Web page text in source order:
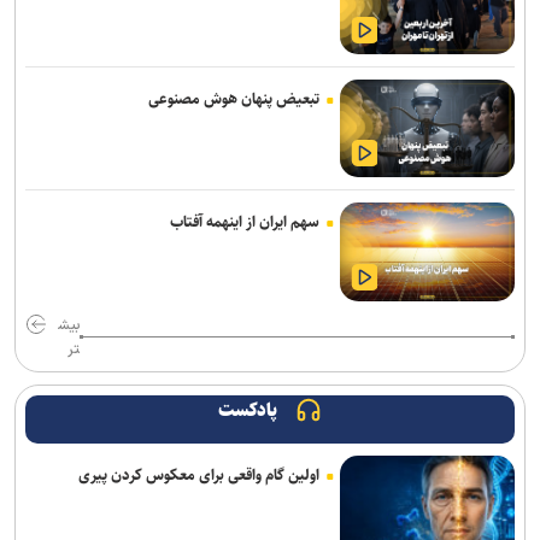
عالیشاه در یک قدمی گل‌گهر
باقری قراردادش را با پیکان تمدید کرد
دروازه‌بان‌های سابق پرسپولیس و تراکتور به شمس آذر پیوستند
صنعت نفت مهاجم مس شهر بابک را جذب کرد
هزاریان: امیدواریم تا قبل از شروع لیگ پنجره استقلال خوزستان باز شود
برتری استقلال مقابل همنام اهوازی در دیدار تدارکاتی
اضافه شدن بازیکنان امید پرسپولیس به تمرینات تیم بزرگسالان
دانایی دوباره خیبری شد
علیرضا ملکی خیبری شد
تبعیض پنهان هوش مصنوعی
سهم ایران از اینهمه آفتاب
بیش
تر
پادکست
اولین گام واقعی برای معکوس کردن پیری